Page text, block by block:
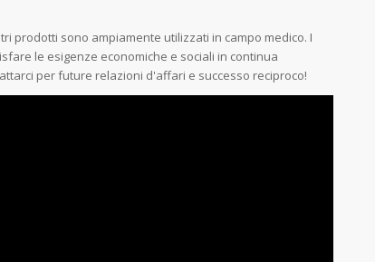
prodotti sono ampiamente utilizzati in campo medico. I
le esigenze economiche e sociali in continua
per future relazioni d'affari e successo reciproco!